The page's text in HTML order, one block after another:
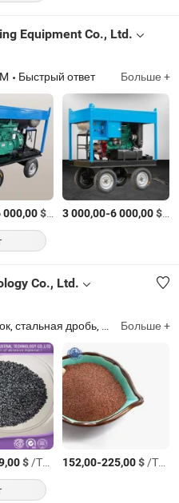
Equipment Co., Ltd.
Быстрый ответ Больше +
000,00$/Комплект
3 000,00-6 000,00$/
Co., Ltd.
стальная дробь, машина для пескоструйной обработки, костюмы для пескоструйной обработки, шлем для пескоструйной обработки, пескоструйный шкаф Больше +
$/Тонн. 152,00-225,00$/Тонн.